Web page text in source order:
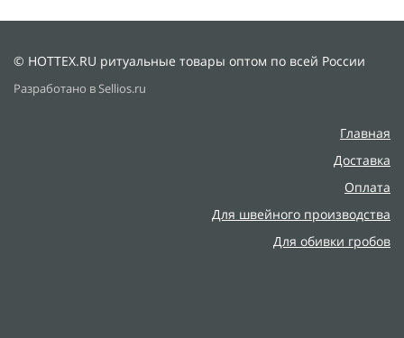
© HOTTEX.RU ритуальные товары оптом по всей России
Разработано в Sellios.ru
Главная
Доставка
Оплата
Для швейного производства
Для обивки гробов